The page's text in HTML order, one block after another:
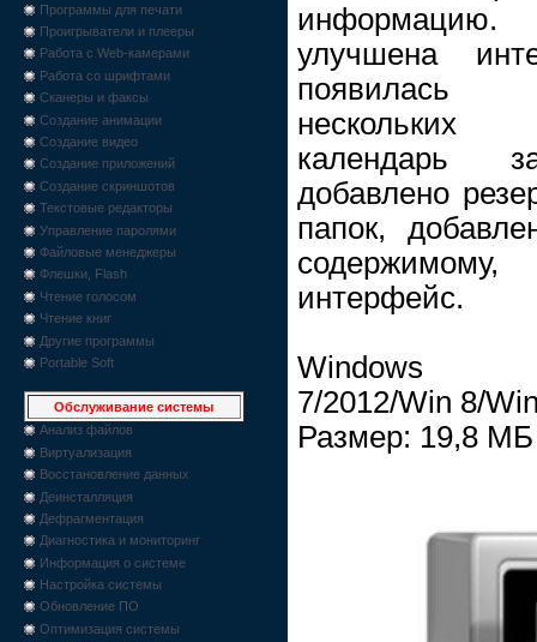
Программы для печати
Проигрыватели и плееры
Работа с Web-камерами
Работа со шрифтами
Сканеры и факсы
Создание анимации
Создание видео
Создание приложений
Создание скриншотов
Текстовые редакторы
Управление паролями
Файловые менеджеры
Флешки, Flash
Чтение голосом
Чтение книг
Другие программы
Portable Soft
Обслуживание системы
Анализ файлов
Виртуализация
Восстановление данных
Деинсталляция
Дефрагментация
Диагностика и мониторинг
Информация о системе
Настройка системы
Обновление ПО
Оптимизация системы
улучшена
появилась
нескольких
календарь
добавлено
папок,
интерфейс.
Windows
7/2012/Win 8/
Размер: 19,8 МБ